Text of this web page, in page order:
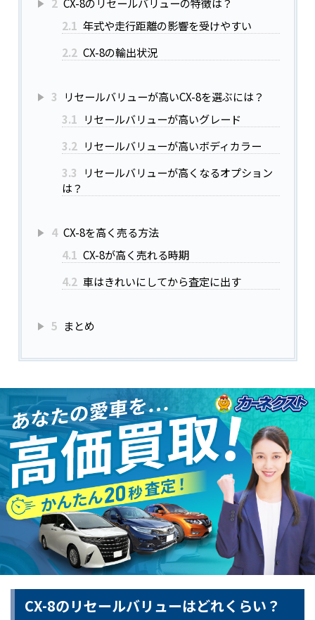
2.1 年式や走行距離の影響を受けやすい
2.2 CX-8の輸出状況
3 リセールバリューが高いCX-8を選ぶには？
3.1 リセールバリューが高いグレード
3.2 リセールバリューが高いボディカラー
3.3 リセールバリューが高くなるオプション
は？
4 CX-8を高く売る方法
4.1 CX-8が高く売れる時期
4.2 車はきれいにしてから査定に出す
5 まとめ
CX-8のリセールバリューはどれくらい？